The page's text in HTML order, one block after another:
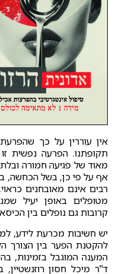
אין עוררין על כך
תקופתנו. הפרעה נפשית
מאוד של פגיעה חמורה
אף על פי כן, בשל הכחשה,
רבים אינם מאובחנים
מטופלים באופן יעיל
קרובות גם נופלים בין
יש חשיבות מכרעת לידע,
להקטנת הפער בין הצורך
המענה המוגבל בזמינות,
ד"ר מיכל חסון